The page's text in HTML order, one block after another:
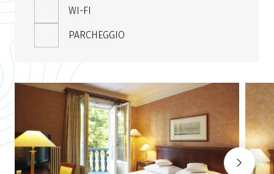
WI-FI
PARCHEGGIO